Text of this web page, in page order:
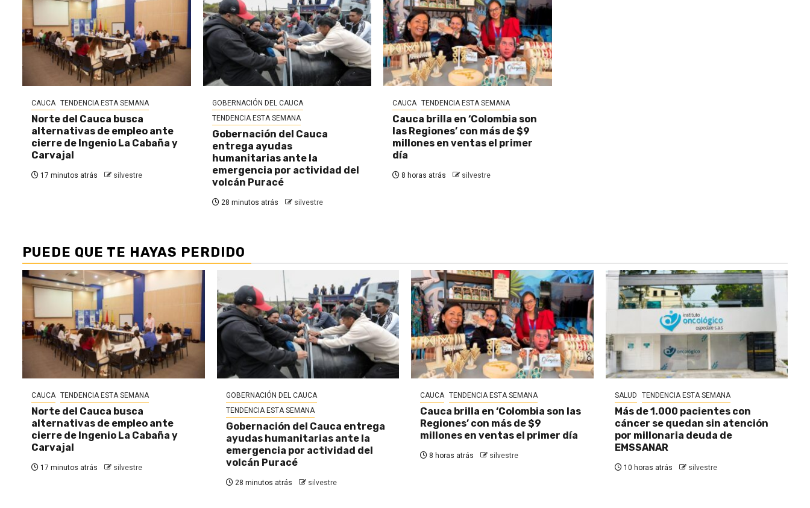
CAUCA TENDENCIA ESTA SEMANA
Norte del Cauca busca
alternativas de empleo ante
cierre de Ingenio La Cabaña y
Carvajal
17 minutos atrás silvestre
GOBERNACIÓN DEL CAUCA
TENDENCIA ESTA SEMANA
Gobernación del Cauca
entrega ayudas
humanitarias ante la
emergencia por actividad del
volcán Puracé
28 minutos atrás silvestre
CAUCA TENDENCIA ESTA SEMANA
Cauca brilla en ‘Colombia son
las Regiones’ con más de $9
millones en ventas el primer
día
8 horas atrás silvestre
PUEDE QUE TE HAYAS PERDIDO
CAUCA TENDENCIA ESTA SEMANA
Norte del Cauca busca
alternativas de empleo ante
cierre de Ingenio La Cabaña y
Carvajal
17 minutos atrás silvestre
GOBERNACIÓN DEL CAUCA
TENDENCIA ESTA SEMANA
Gobernación del Cauca entrega
ayudas humanitarias ante la
emergencia por actividad del
volcán Puracé
28 minutos atrás silvestre
CAUCA TENDENCIA ESTA SEMANA
Cauca brilla en ‘Colombia son las
Regiones’ con más de $9
millones en ventas el primer día
8 horas atrás silvestre
SALUD TENDENCIA ESTA SEMANA
Más de 1.000 pacientes con
cáncer se quedan sin atención
por millonaria deuda de
EMSSANAR
10 horas atrás silvestre